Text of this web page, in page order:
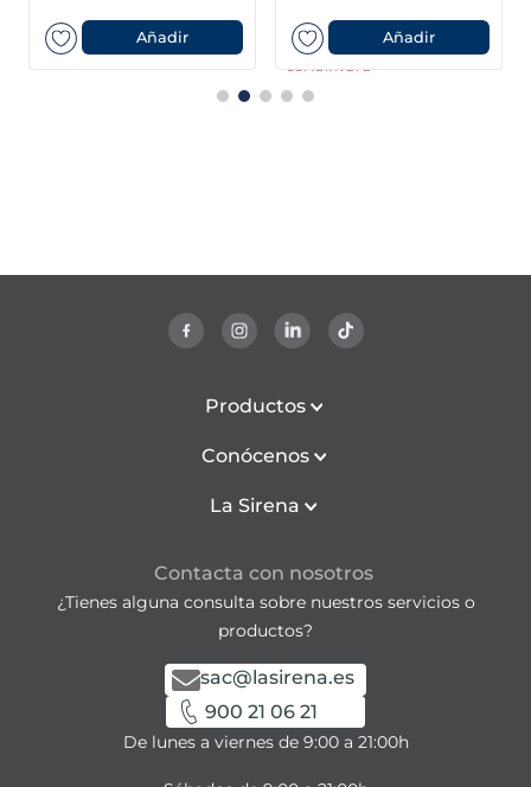
Añadir
COMBINABLE
Añadir
Productos
Conócenos
La Sirena
Contacta con nosotros
¿Tienes alguna consulta sobre nuestros servicios o
productos?
sac@lasirena.es
900 21 06 21
De lunes a viernes de 9:00 a 21:00h